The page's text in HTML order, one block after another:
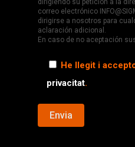
dirigiendo su petición a la
correo electrónico
dirigirse a nosotros para
aclaración adicional.
En caso de no aceptación
He llegit i
privacitat.